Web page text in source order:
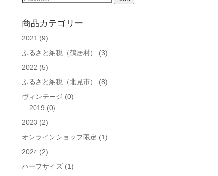
イ
対
商品カテゴリー
2021 (9)
ふるさと納税（鶴居村）
(3)
2022 (5)
ふるさと納税（北見市）
(8)
ヴィンテージ (0)
2019 (0)
2023 (2)
オンラインショップ限定 (1)
2024 (2)
ハーフサイズ (1)